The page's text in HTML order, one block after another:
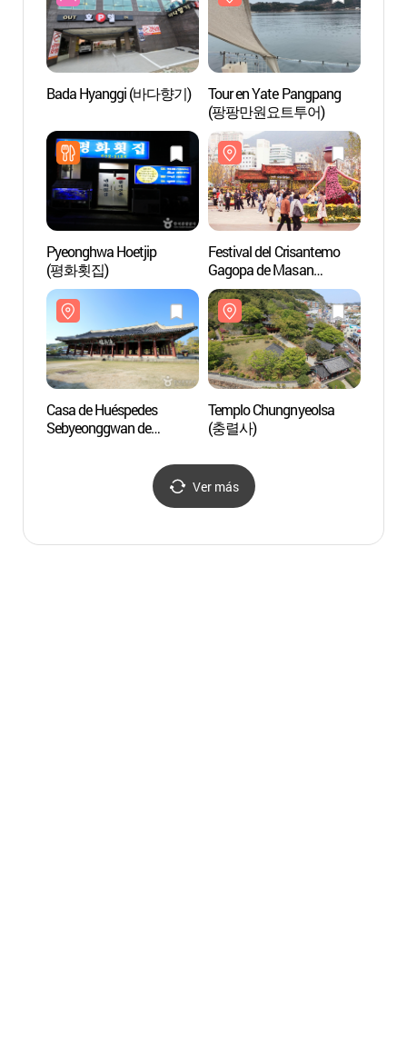
Bada Hyanggi (바다향기)
Tour en Yate Pangpang
(팡팡만원요트투어)
Pyeonghwa Hoetjip
(평화횟집)
Festival del Crisantemo
Gagopa de Masan
(마산가고파국화축제)
Casa de Huéspedes
Sebyeonggwan de
Templo Chungnyeolsa
(충렬사)
Ver más